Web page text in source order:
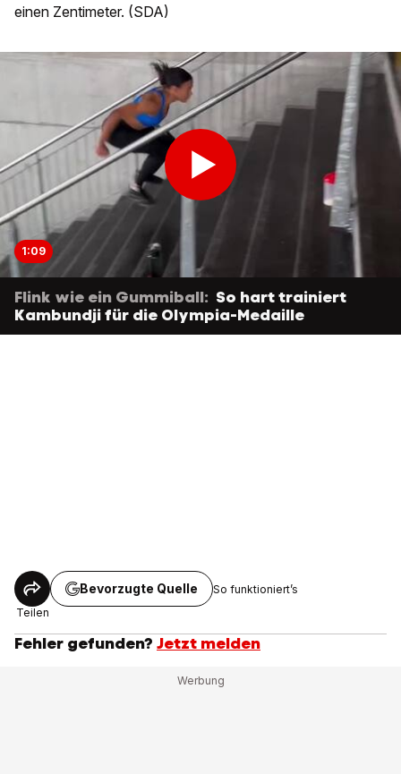
einen Zentimeter. (SDA)
1:09
Flink wie ein Gummiball: So hart trainiert
Kambundji für die Olympia-Medaille
Teilen
Bevorzugte Quelle So funktioniert’s
Fehler gefunden? Jetzt melden